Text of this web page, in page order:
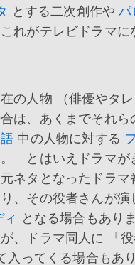
とする二次創作やパ
れがテレビドラマに
の人物 （俳優やタ
は、あくまでそれら
中の人物に対する
とはいえドラマが
ネタとなったドラマ
、その役者さんが演
ィ となる場合もあり
、ドラマ同人に 「
入ってくる場合もあ